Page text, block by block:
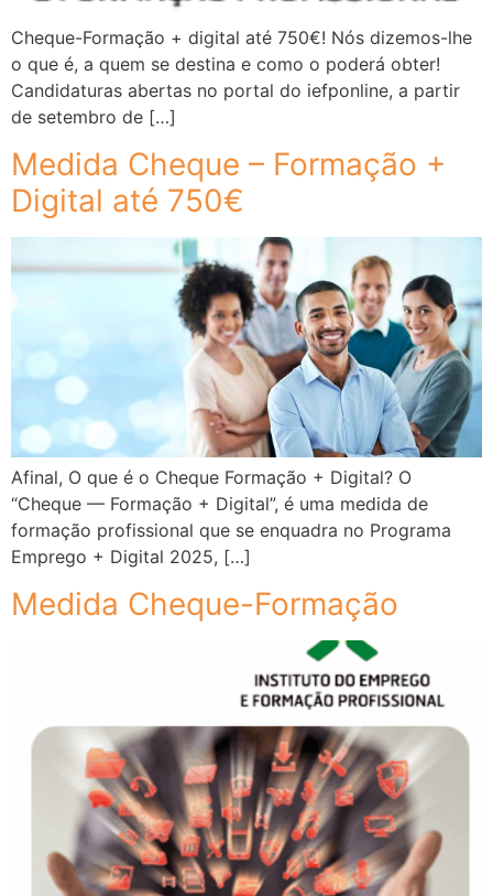
Cheque-Formação + digital até 750€! Nós dizemos-lhe
o que é, a quem se destina e como o poderá obter!
Candidaturas abertas no portal do iefponline, a partir
de setembro de […]
Medida Cheque – Formação +
Digital até 750€
Afinal, O que é o Cheque Formação + Digital? O
“Cheque — Formação + Digital”, é uma medida de
formação profissional que se enquadra no Programa
Emprego + Digital 2025, […]
Medida Cheque-Formação